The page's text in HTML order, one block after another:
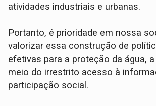
atividades industriais e urbanas.
Portanto, é prioridade em nossa
valorizar essa construção de
efetivas para a proteção da água,
meio do irrestrito acesso à
participação social.